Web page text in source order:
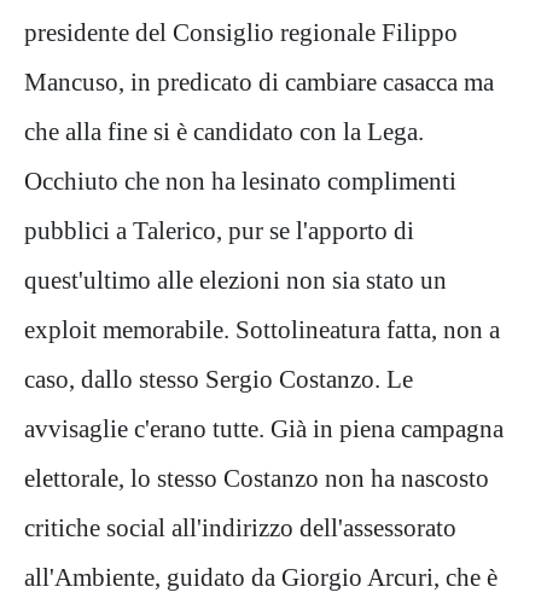
presidente del Consiglio regionale Filippo
Mancuso, in predicato di cambiare casacca ma
che alla fine si è candidato con la Lega.
Occhiuto che non ha lesinato complimenti
pubblici a Talerico, pur se l'apporto di
quest'ultimo alle elezioni non sia stato un
exploit memorabile. Sottolineatura fatta, non a
caso, dallo stesso Sergio Costanzo. Le
avvisaglie c'erano tutte. Già in piena campagna
elettorale, lo stesso Costanzo non ha nascosto
critiche social all'indirizzo dell'assessorato
all'Ambiente, guidato da Giorgio Arcuri, che è